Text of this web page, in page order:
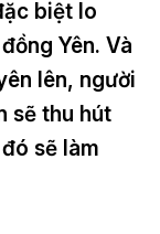
biệt lo
Yên. Và
lên, người
sẽ thu hút
sẽ làm